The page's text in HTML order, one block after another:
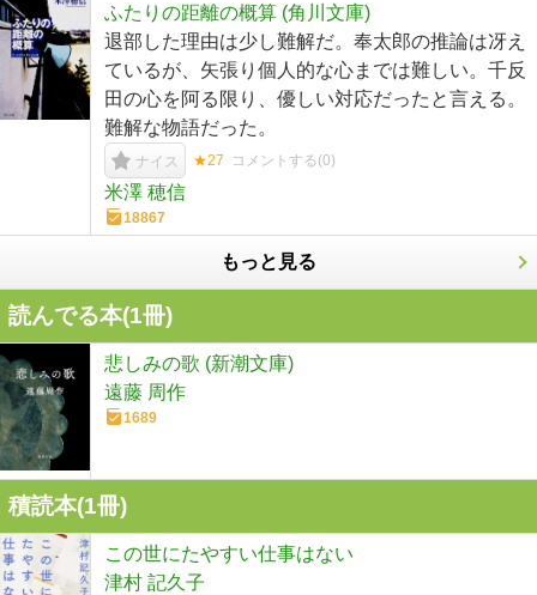
ふたりの距離の概算 (角川文庫)
退部した理由は少し難解だ。奉太郎の推論は冴え
ているが、矢張り個人的な心までは難しい。千反
田の心を阿る限り、優しい対応だったと言える。
難解な物語だった。
ナイス ★27 コメントする(0)
米澤 穂信
18867
もっと見る
読んでる本(1冊)
悲しみの歌 (新潮文庫)
遠藤 周作
1689
積読本(1冊)
この世にたやすい仕事はない
津村 記久子